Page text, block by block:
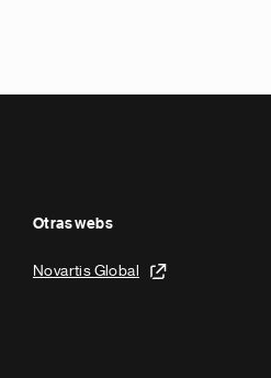
Otras webs
Novartis Global